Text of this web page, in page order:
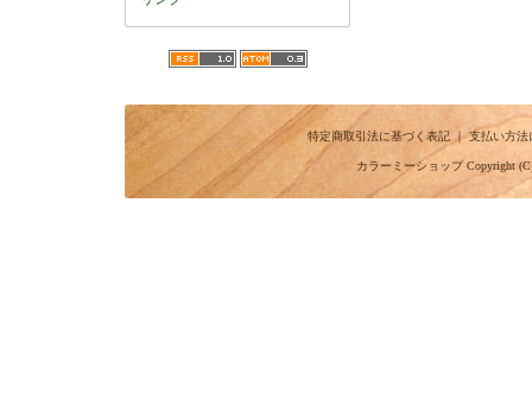
特定商取引法に基づく表記｜支払い方法
カラーミーショップCopyright